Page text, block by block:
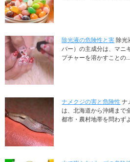
除光液の危険性と害 除光
バー）の主成分は、マニ
プチャーを溶かすことの...
ナメクジの害と危険性 ナ
は、北海道から沖縄まで
都市・農村地帯を問わずよ